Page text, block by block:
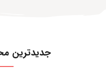
جدیدترین